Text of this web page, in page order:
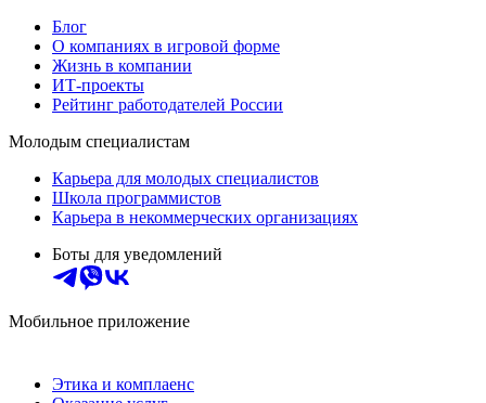
Блог
О компаниях в игровой форме
Жизнь в компании
ИТ-проекты
Рейтинг работодателей России
Молодым специалистам
Карьера для молодых специалистов
Школа программистов
Карьера в некоммерческих организациях
Боты для уведомлений
Мобильное приложение
Этика и комплаенс